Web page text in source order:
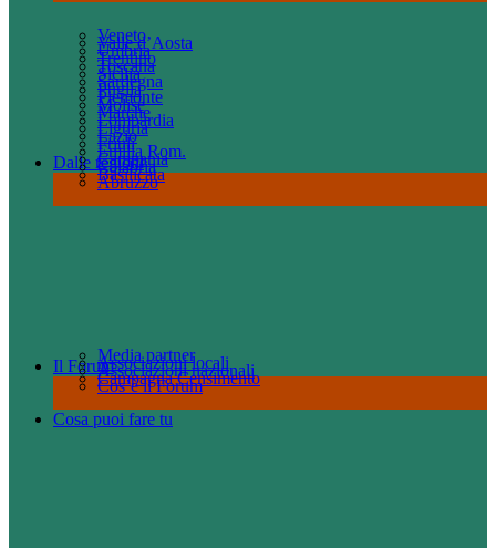
Dalle regioni
Abruzzo
Basilicata
Calabria
Campania
Emilia Rom.
Friuli
Lazio
Liguria
Lombardia
Marche
Molise
Piemonte
Puglia
Sardegna
Sicilia
Toscana
Trentino
Umbria
Valle d’Aosta
Veneto
Il Forum
Cos’è il Forum
Campagna Censimento
Associazioni nazionali
Associazioni locali
Media partner
Cosa puoi fare tu